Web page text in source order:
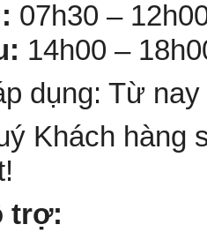
07h30 –
14h00 –
dụng: Từ
Khách
trợ: